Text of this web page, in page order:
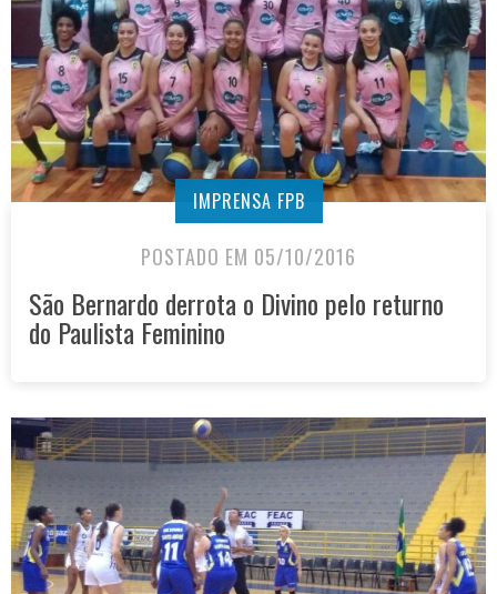
IMPRENSA FPB
POSTADO EM 05/10/2016
São Bernardo derrota o Divino pelo returno
do Paulista Feminino